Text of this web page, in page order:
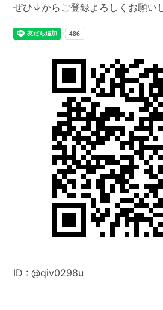
ぜひ↓からご登録よろしくお願い
ID :@qiv0298u